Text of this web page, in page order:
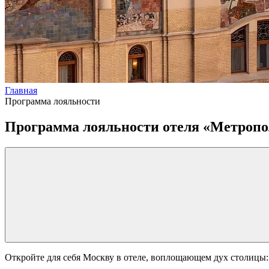
Главная
Программа лояльности
Программа лояльности отеля
Откройте для себя Москву в отеле, воплощающем дух